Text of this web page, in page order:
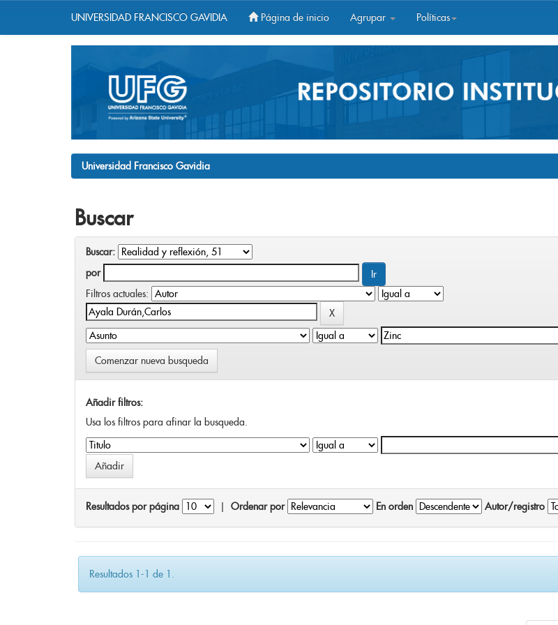
UNIVERSIDAD FRANCISCO GAVIDIA Página de inicio Agrupar Políticas
Universidad Francisco Gavidia
Buscar
Buscar:
por
Filtros actuales:
Comenzar nueva busqueda
Añadir filtros:
Usa los filtros para afinar la busqueda.
Resultados por página Ordenar por En orden Autor/registro
Resultados 1-1 de 1.